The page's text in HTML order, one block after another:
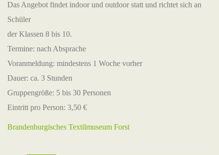
Das Angebot findet indoor und outdoor statt und richtet sich an
Schüler
der Klassen 8 bis 10.
Termine: nach Absprache
Voranmeldung: mindestens 1 Woche vorher
Dauer: ca. 3 Stunden
Gruppengröße: 5 bis 30 Personen
Eintritt pro Person: 3,50 €
Brandenburgisches Textilmuseum Forst